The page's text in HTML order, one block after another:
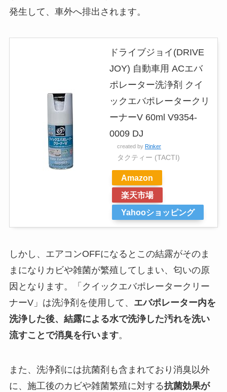
発生して、車外へ排出されます。
ドライブジョイ(DRIVE
JOY) 自動車用 ACエバ
ポレーター洗浄剤 クイ
ックエバポレータークリ
ーナーV 60ml V9354-
0009 DJ
created by Rinker
タクティー (TACTI)
Amazon
楽天市場
Yahooショッピング
しかし、エアコンOFFになるとこの結露がそのま
まになりカビや雑菌が繁殖してしまい、匂いの原
因となります。「クイックエバポレータークリー
ナーV」は洗浄剤を使用して、 エバポレーター内を
洗浄した後、結露による水で洗浄した汚れを洗い
流すことで消臭を行います。
また、洗浄剤には抗菌剤も含まれており消臭以外
に、施工後のカビや雑菌繁殖に対する抗菌効果が